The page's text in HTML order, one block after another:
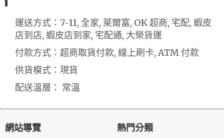
運送方式：7-11, 全家, 萊爾富, OK 超商, 宅配, 蝦皮
店到店, 蝦皮店到家, 宅配通, 大榮貨運
付款方式：超商取貨付款, 線上刷卡, ATM 付款
供貨模式：現貨
配送溫層： 常溫
網站導覽 熱門分類